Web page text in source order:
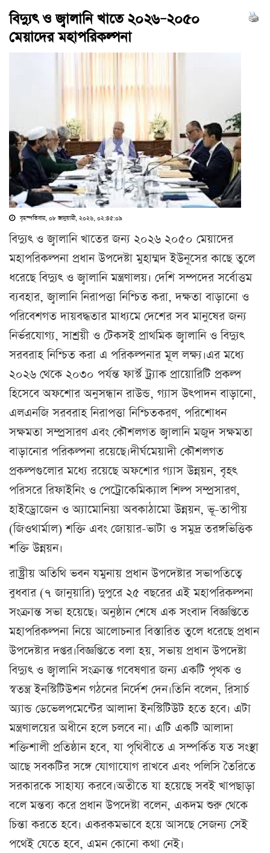
বিদ্যুৎ ও জ্বালানি খাতে ২০২৬–২০৫০
মেয়াদের মহাপরিকল্পনা
বৃহস্পতিবার, ০৮ জানুয়ারী, ২০২৬, ০২:৪৫:০৯
বিদ্যুৎ ও জ্বালানি খাতের জন্য ২০২৬ ২০৫০ মেয়াদের
মহাপরিকল্পনা প্রধান উপদেষ্টা মুহাম্মদ ইউনূসের কাছে তুলে
ধরেছে বিদ্যুৎ ও জ্বালানি মন্ত্রণালয়। দেশি সম্পদের সর্বোত্তম
ব্যবহার, জ্বালানি নিরাপত্তা নিশ্চিত করা, দক্ষতা বাড়ানো ও
পরিবেশগত দায়বদ্ধতার মাধ্যমে দেশের সব মানুষের জন্য
নির্ভরযোগ্য, সাশ্রয়ী ও টেকসই প্রাথমিক জ্বালানি ও বিদ্যুৎ
সরবরাহ নিশ্চিত করা এ পরিকল্পনার মূল লক্ষ্য।এর মধ্যে
২০২৬ থেকে ২০৩০ পর্যন্ত ফার্স্ট ট্র্যাক প্রায়োরিটি প্রকল্প
হিসেবে অফশোর অনুসন্ধান রাউন্ড, গ্যাস উৎপাদন বাড়ানো,
এলএনজি সরবরাহ নিরাপত্তা নিশ্চিতকরণ, পরিশোধন
সক্ষমতা সম্প্রসারণ এবং কৌশলগত জ্বালানি মজুদ সক্ষমতা
বাড়ানোর পরিকল্পনা রয়েছে।দীর্ঘমেয়াদী কৌশলগত
প্রকল্পগুলোর মধ্যে রয়েছে অফশোর গ্যাস উন্নয়ন, বৃহৎ
পরিসরে রিফাইনিং ও পেট্রোকেমিক্যাল শিল্প সম্প্রসারণ,
হাইড্রোজেন ও অ্যামোনিয়া অবকাঠামো উন্নয়ন, ভূ-তাপীয়
(জিওথার্মাল) শক্তি এবং জোয়ার-ভাটা ও সমুদ্র তরঙ্গভিত্তিক
শক্তি উন্নয়ন।
রাষ্ট্রীয় অতিথি ভবন যমুনায় প্রধান উপদেষ্টার সভাপতিত্বে
বুধবার (৭ জানুয়ারি) দুপুরে ২৫ বছরের এই মহাপরিকল্পনা
সংক্রান্ত সভা হয়েছে। অনুষ্ঠান শেষে এক সংবাদ বিজ্ঞপ্তিতে
মহাপরিকল্পনা নিয়ে আলোচনার বিস্তারিত তুলে ধরেছে প্রধান
উপদেষ্টার দপ্তর।বিজ্ঞপ্তিতে বলা হয়, সভায় প্রধান উপদেষ্টা
বিদ্যুৎ ও জ্বালানি সংক্রান্ত গবেষণার জন্য একটি পৃথক ও
স্বতন্ত্র ইনস্টিটিউশন গঠনের নির্দেশ দেন।তিনি বলেন, রিসার্চ
অ্যান্ড ডেভেলপমেন্টের আলাদা ইনস্টিটিউট হতে হবে। এটা
মন্ত্রণালয়ের অধীনে হলে চলবে না। এটি একটি আলাদা
শক্তিশালী প্রতিষ্ঠান হবে, যা পৃথিবীতে এ সম্পর্কিত যত সংস্থা
আছে সবকটির সঙ্গে যোগাযোগ রাখবে এবং পলিসি তৈরিতে
সরকারকে সাহায্য করবে।অতীতে যা হয়েছে সবই খাপছাড়া
বলে মন্তব্য করে প্রধান উপদেষ্টা বলেন, একদম শুরু থেকে
চিন্তা করতে হবে। একরকমভাবে হয়ে আসছে সেজন্য সেই
পথেই যেতে হবে, এমন কোনো কথা নেই।